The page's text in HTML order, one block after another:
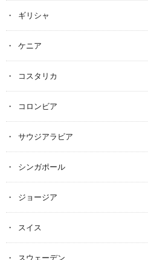
ギリシャ
ケニア
コスタリカ
コロンビア
サウジアラビア
シンガポール
ジョージア
スイス
スウェーデン